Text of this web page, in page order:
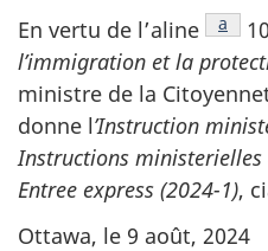
En vertu de l’aline
Note
a
l’immigration et la
ministre de la
donne l’Instruction
Instructions ministerielles
Entree express (2024-1),
Ottawa, le 9 août, 2024